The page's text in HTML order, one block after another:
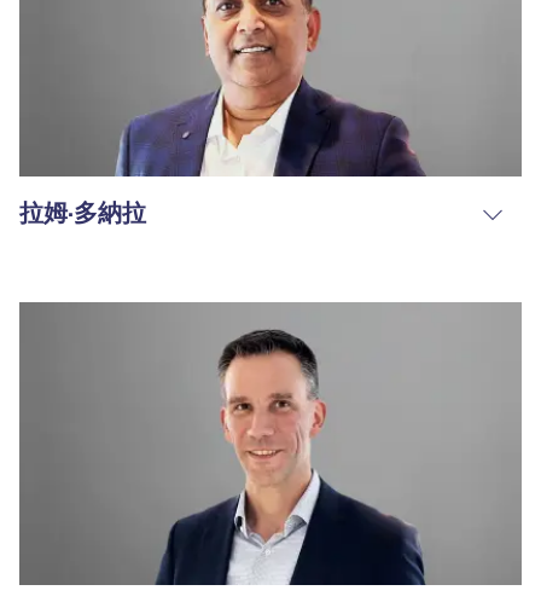
拉姆·多納拉